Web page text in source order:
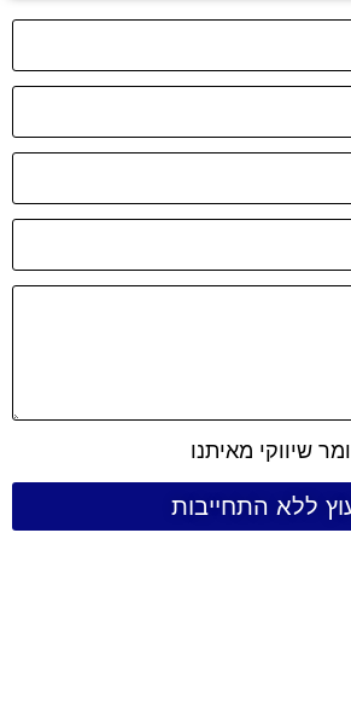
שיווקי מאיתנו
ללא התחייבות